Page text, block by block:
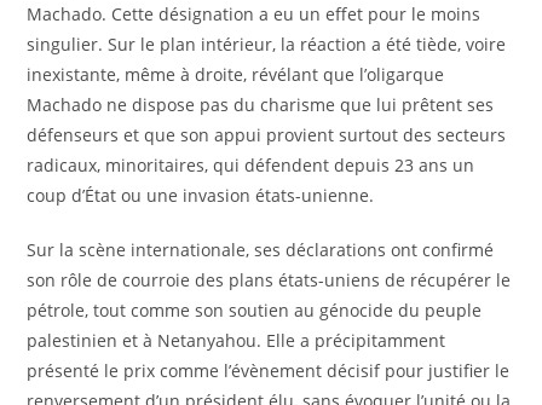
Machado. Cette désignation a eu un effet pour le moins
singulier. Sur le plan intérieur, la réaction a été tiède, voire
inexistante, même à droite, révélant que l’oligarque
Machado ne dispose pas du charisme que lui prêtent ses
défenseurs et que son appui provient surtout des secteurs
radicaux, minoritaires, qui défendent depuis 23 ans un
coup d’État ou une invasion états-unienne.
Sur la scène internationale, ses déclarations ont confirmé
son rôle de courroie des plans états-uniens de récupérer le
pétrole, tout comme son soutien au génocide du peuple
palestinien et à Netanyahou. Elle a précipitamment
présenté le prix comme l’évènement décisif pour justifier le
renversement d’un président élu, sans évoquer l’unité ou la